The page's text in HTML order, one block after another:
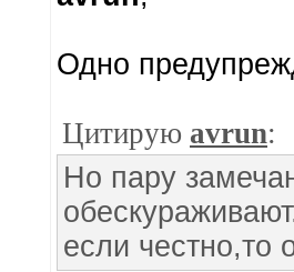
Одно
Цитирую avrun:
Но пару
если честно,то